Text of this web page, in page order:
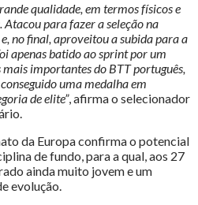
qualidade, em termos físicos e
para fazer a seleção na
no final, aproveitou a subida para a
apenas batido ao sprint por um
importantes do BTT português,
uma medalha em
de elite”, afirma o selecionador
da Europa confirma o potencial
de fundo, para a qual, aos 27
ainda muito jovem e um
evolução.